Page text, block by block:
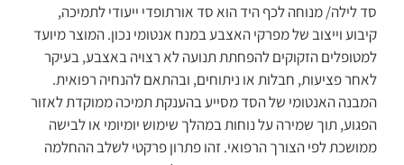
סד לילה/ מנוחה לכף היד הוא סד אורתופדי ייעודי לתמיכה,
קיבוע וייצוב של מפרקי האצבע במנח אנטומי נכון. המוצר מיועד
למטופלים הזקוקים להפחתת תנועה לא רצויה באצבע, בעיקר
לאחר פציעות, חבלות או ניתוחים, ובהתאם להנחיה רפואית.
המבנה האנטומי של הסד מסייע בהענקת תמיכה ממוקדת לאזור
הפגוע, תוך שמירה על נוחות במהלך שימוש יומיומי או לבישה
ממושכת לפי הצורך הרפואי. זהו פתרון פרקטי לשלב ההחלמה